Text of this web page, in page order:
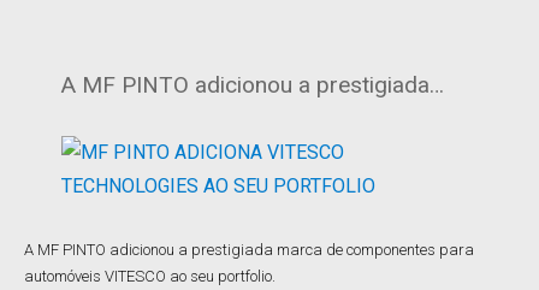
A MF PINTO adicionou a prestigiada…
A MF PINTO adicionou a prestigiada marca de componentes para
automóveis VITESCO ao seu portfolio.